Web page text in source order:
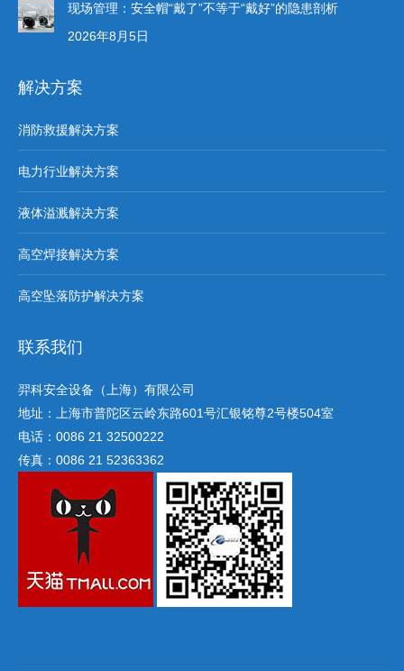
现场管理：安全帽“戴了”不等于“戴好”的隐患剖析
2026年8月5日
解决方案
消防救援解决方案
电力行业解决方案
液体溢溅解决方案
高空焊接解决方案
高空坠落防护解决方案
联系我们
羿科安全设备（上海）有限公司
地址：上海市普陀区云岭东路601号汇银铭尊2号楼504室
电话：0086 21 32500222
传真：0086 21 52363362